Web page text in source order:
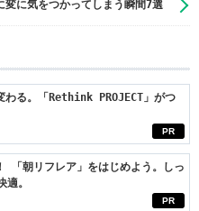
に気をつかってしまう瞬間7選
PR
わる。「Rethink PROJECT」がつ
PR
「朝リフレア」をはじめよう。しっ
。